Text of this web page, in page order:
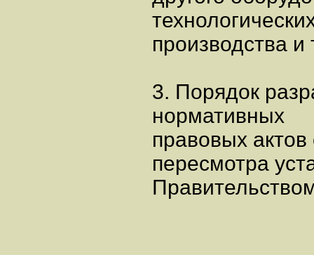
производства и
3. Порядок
нормативных
правовых
пересмотра